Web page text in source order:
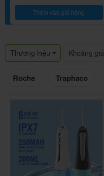
Thêm vào giỏ hàng
Thương hiệu Khoảng giá
Roche Traphaco